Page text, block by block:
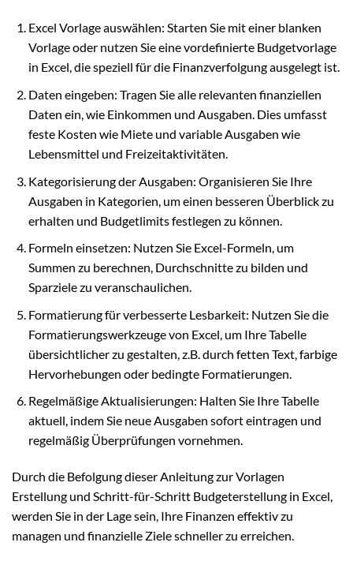
Excel Vorlage auswählen: Starten Sie mit einer blanken
Vorlage oder nutzen Sie eine vordefinierte Budgetvorlage
in Excel, die speziell für die Finanzverfolgung ausgelegt ist.
Daten eingeben: Tragen Sie alle relevanten finanziellen
Daten ein, wie Einkommen und Ausgaben. Dies umfasst
feste Kosten wie Miete und variable Ausgaben wie
Lebensmittel und Freizeitaktivitäten.
Kategorisierung der Ausgaben: Organisieren Sie Ihre
Ausgaben in Kategorien, um einen besseren Überblick zu
erhalten und Budgetlimits festlegen zu können.
Formeln einsetzen: Nutzen Sie Excel-Formeln, um
Summen zu berechnen, Durchschnitte zu bilden und
Sparziele zu veranschaulichen.
Formatierung für verbesserte Lesbarkeit: Nutzen Sie die
Formatierungswerkzeuge von Excel, um Ihre Tabelle
übersichtlicher zu gestalten, z.B. durch fetten Text, farbige
Hervorhebungen oder bedingte Formatierungen.
Regelmäßige Aktualisierungen: Halten Sie Ihre Tabelle
aktuell, indem Sie neue Ausgaben sofort eintragen und
regelmäßig Überprüfungen vornehmen.
Durch die Befolgung dieser Anleitung zur Vorlagen
Erstellung und Schritt-für-Schritt Budgeterstellung in Excel,
werden Sie in der Lage sein, Ihre Finanzen effektiv zu
managen und finanzielle Ziele schneller zu erreichen.